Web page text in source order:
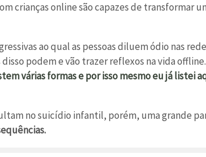
crianças online são capazes de transformar
ao qual as pessoas diluem ódio nas
podem e vão trazer reflexos na vida
várias formas e por isso mesmo eu já listei
no suicídio infantil, porém, uma grande